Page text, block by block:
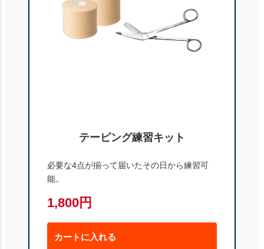
テーピング練習キット
必要な4点が揃って届いたその日から練習可
能。
1,800円
カートに入れる